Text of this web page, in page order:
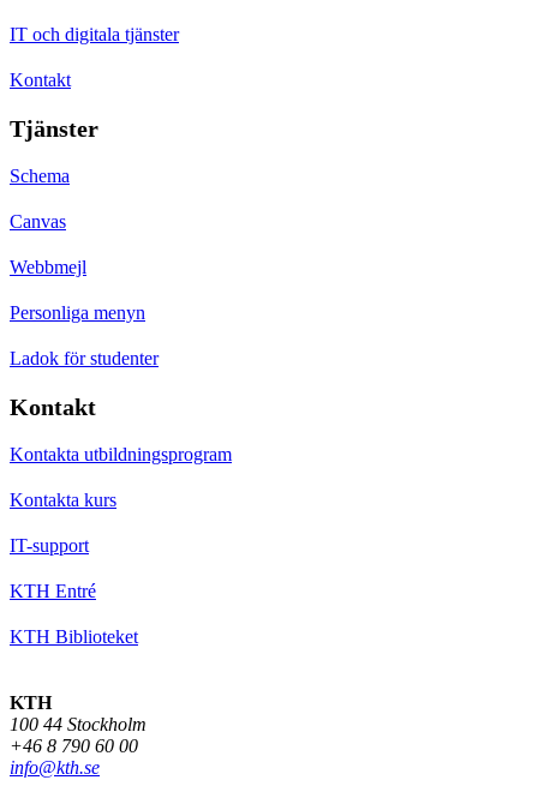
IT och digitala tjänster
Kontakt
Tjänster
Schema
Canvas
Webbmejl
Personliga menyn
Ladok för studenter
Kontakt
Kontakta utbildningsprogram
Kontakta kurs
IT-support
KTH Entré
KTH Biblioteket
KTH
100 44 Stockholm
+46 8 790 60 00
info@kth.se